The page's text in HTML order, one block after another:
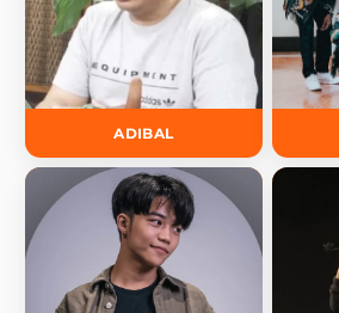
ADIBAL